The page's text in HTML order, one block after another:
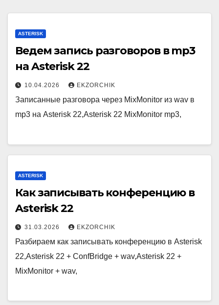
ASTERISK
Ведем запись разговоров в mp3
на Asterisk 22
10.04.2026 EKZORCHIK
Записанные разговора через MixMonitor из wav в
mp3 на Asterisk 22,Asterisk 22 MixMonitor mp3,
ASTERISK
Как записывать конференцию в
Asterisk 22
31.03.2026 EKZORCHIK
Разбираем как записывать конференцию в Asterisk
22,Asterisk 22 + ConfBridge + wav,Asterisk 22 +
MixMonitor + wav,